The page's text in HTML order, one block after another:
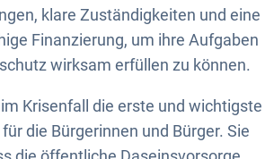
klare Zuständigkeiten und eine
Finanzierung, um ihre Aufgaben
wirksam erfüllen zu können.
Krisenfall die erste und wichtigste
die Bürgerinnen und Bürger. Sie